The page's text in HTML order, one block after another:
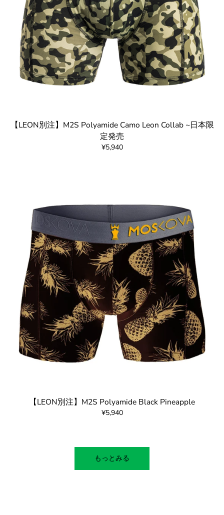
【LEON別注】M2S Polyamide Camo Leon Collab ~日本限
定発売
¥5,940
【LEON別注】M2S Polyamide Black Pineapple
¥5,940
もっとみる